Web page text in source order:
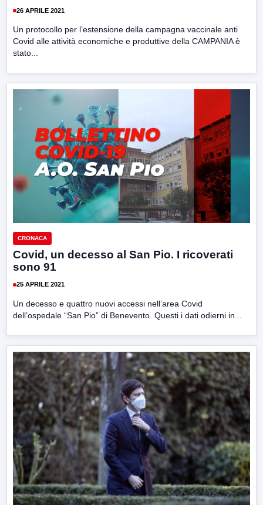
26 APRILE 2021
Un protocollo per l’estensione della campagna vaccinale anti
Covid alle attività economiche e produttive della CAMPANIA è
stato...
CRONACA
Covid, un decesso al San Pio. I ricoverati
sono 91
25 APRILE 2021
Un decesso e quattro nuovi accessi nell’area Covid
dell’ospedale “San Pio” di Benevento. Questi i dati odierni in...